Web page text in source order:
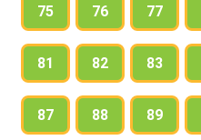
75 76 77
81 82 83
87 88 89